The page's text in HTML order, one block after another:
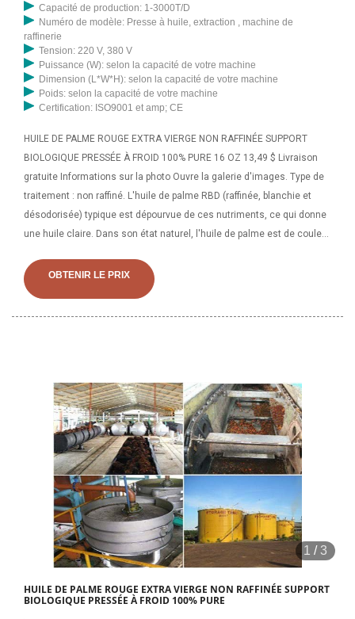
Capacité de production: 1-3000T/D
Numéro de modèle: Presse à huile, extraction , machine de
raffinerie
Tension: 220 V, 380 V
Puissance (W): selon la capacité de votre machine
Dimension (L*W*H): selon la capacité de votre machine
Poids: selon la capacité de votre machine
Certification: ISO9001 et amp; CE
HUILE DE PALME ROUGE EXTRA VIERGE NON RAFFINÉE SUPPORT
BIOLOGIQUE PRESSÉE À FROID 100% PURE 16 OZ 13,49 $ Livraison
gratuite Informations sur la photo Ouvre la galerie d'images. Type de
traitement : non raffiné. L'huile de palme RBD (raffinée, blanchie et
désodorisée) typique est dépourvue de ces nutriments, ce qui donne
une huile claire. Dans son état naturel, l'huile de palme est de couleur
OBTENIR LE PRIX
1 /3
HUILE DE PALME ROUGE EXTRA VIERGE NON RAFFINÉE SUPPORT
BIOLOGIQUE PRESSÉE À FROID 100% PURE